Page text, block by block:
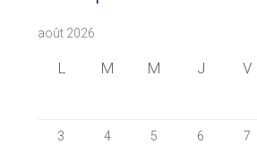
août 2026
L M M J V
3 4 5 6 7